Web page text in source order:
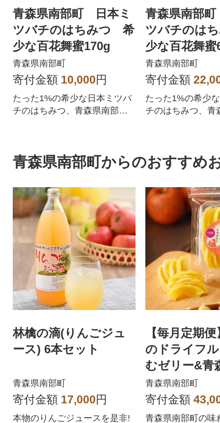
青森県南部町 日本ミ
ツバチのはちみつ 希
少な百花舞蜜170g
青森県南部町
寄付金額 10,000円
たった1%の希少な日本ミツバ
チのはちみつ、青森県南部町
青森県南部
ツバチのは
少な百花舞蜜
青森県南部町
寄付金額
たった1%の希少
チのはちみつ、青
青森県南部町からのおすすめ
林檎の滴(りんごジュ
ース) 6本セット
青森県南部町
寄付金額 17,000円
本物のりんごジュースを是非!
【毎月定期
のドライフ
むゼリー&青
のせんべい
青森県南部町
寄付金額
青森県南部町の味